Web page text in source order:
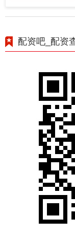
配资吧_配资